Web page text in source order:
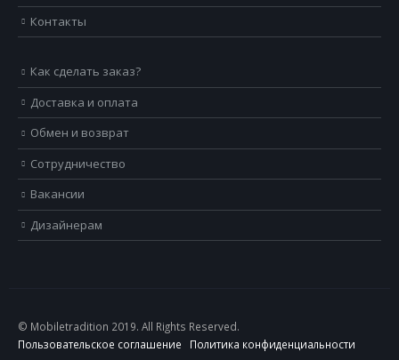
Контакты
Как сделать заказ?
Доставка и оплата
Обмен и возврат
Сотрудничество
Вакансии
Дизайнерам
© Mobiletradition 2019. All Rights Reserved.
Пользовательское соглашение
Политика конфиденциальности